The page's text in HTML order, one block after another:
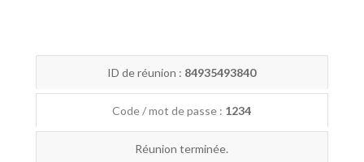
ID de réunion : 84935493840
Code / mot de passe : 1234
Réunion terminée.